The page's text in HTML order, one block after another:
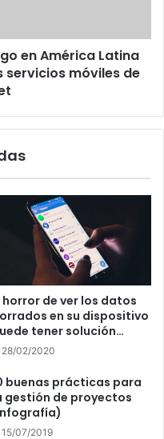
en América Latina
servicios móviles de
horror de ver los datos
en su dispositivo
tener solución…
28/02/2020
buenas prácticas para
gestión de proyectos
15/07/2019